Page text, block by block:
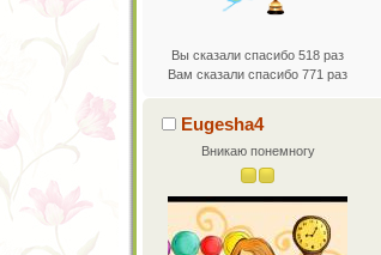
Вы сказали спасибо 518 раз
Вам сказали спасибо 771 раз
Eugesha4
Вникаю понемногу